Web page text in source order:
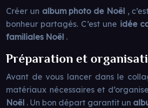
Créer un album photo de Noël ,
bonheur partagés. C’est une idée
familiales Noël .
Préparation et
Avant de vous lancer dans le
matériaux nécessaires et
Noël . Un bon départ garantit un